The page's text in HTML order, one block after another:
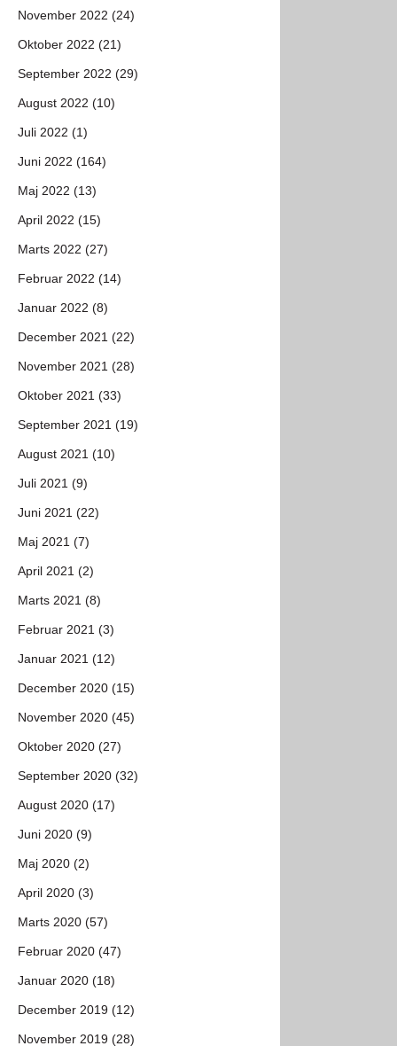
November 2022 (24)
Oktober 2022 (21)
September 2022 (29)
August 2022 (10)
Juli 2022 (1)
Juni 2022 (164)
Maj 2022 (13)
April 2022 (15)
Marts 2022 (27)
Februar 2022 (14)
Januar 2022 (8)
December 2021 (22)
November 2021 (28)
Oktober 2021 (33)
September 2021 (19)
August 2021 (10)
Juli 2021 (9)
Juni 2021 (22)
Maj 2021 (7)
April 2021 (2)
Marts 2021 (8)
Februar 2021 (3)
Januar 2021 (12)
December 2020 (15)
November 2020 (45)
Oktober 2020 (27)
September 2020 (32)
August 2020 (17)
Juni 2020 (9)
Maj 2020 (2)
April 2020 (3)
Marts 2020 (57)
Februar 2020 (47)
Januar 2020 (18)
December 2019 (12)
November 2019 (28)